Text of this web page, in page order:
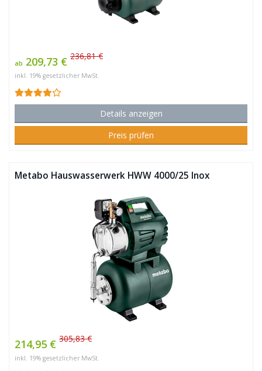
ab 209,73 € 236,81 €
inkl. 19% gesetzlicher MwSt.
Details anzeigen
Preis prüfen
Metabo Hauswasserwerk HWW 4000/25 Inox
214,95 € 305,83 €
inkl. 19% gesetzlicher MwSt.